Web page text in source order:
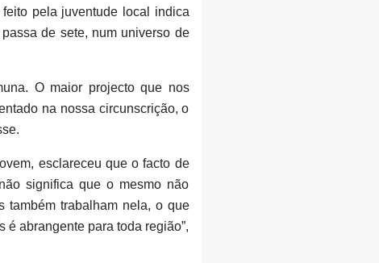
pela juventude local indica
de sete, num universo de
O maior projecto que nos
na nossa circunscrição, o
esclareceu que o facto de
significa que o mesmo não
também trabalham nela, o que
abrangente para toda região”,